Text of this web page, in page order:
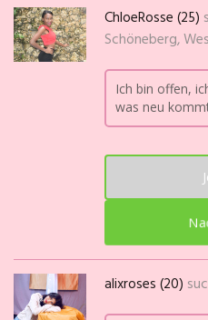
ChloeRosse (25)
Schöneberg,
Ich bin offen,
was neu
alixroses (20)